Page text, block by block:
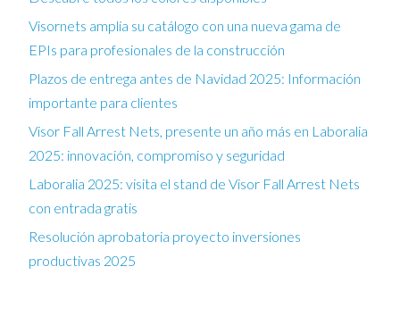
Visornets amplía su catálogo con una nueva gama de
EPIs para profesionales de la construcción
Plazos de entrega antes de Navidad 2025: Información
importante para clientes
Visor Fall Arrest Nets, presente un año más en Laboralia
2025: innovación, compromiso y seguridad
Laboralia 2025: visita el stand de Visor Fall Arrest Nets
con entrada gratis
Resolución aprobatoria proyecto inversiones
productivas 2025